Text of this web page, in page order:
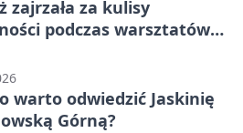
zajrzała za kulisy
podczas warsztatów
warto odwiedzić Jaskinię
Górną?